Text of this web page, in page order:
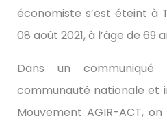
économiste s’est éteint à
08 août 2021, à l’âge de 69
Dans un
communauté nationale et
Mouvement AGIR-ACT,